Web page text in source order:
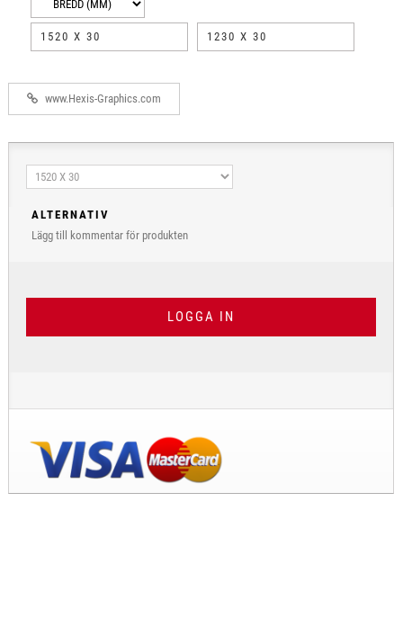
1520 X 30 1230 X 30
www.Hexis-Graphics.com
ALTERNATIV
Lägg till kommentar för produkten
LOGGA IN